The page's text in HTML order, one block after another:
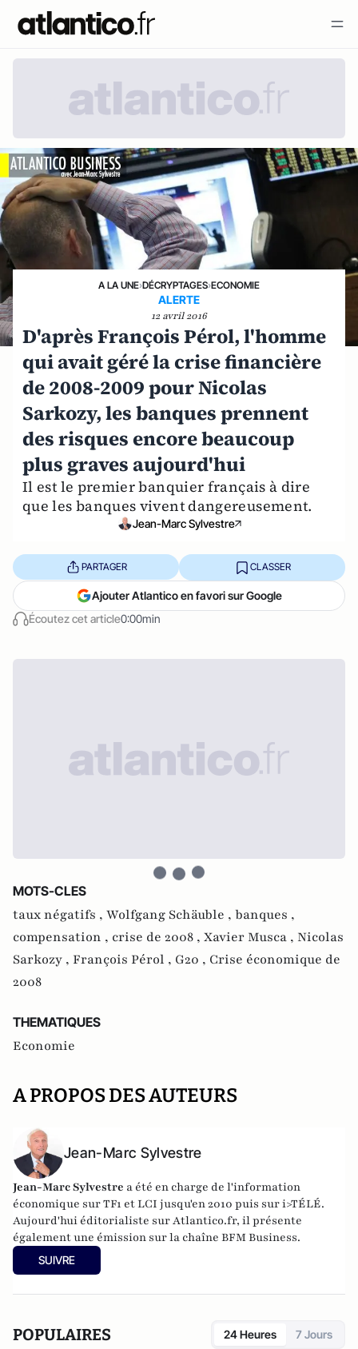
A LA UNE›DÉCRYPTAGES›ECONOMIE
ALERTE
12 avril 2016
D'après François Pérol, l'homme
qui avait géré la crise financière
de 2008-2009 pour Nicolas
Sarkozy, les banques prennent
des risques encore beaucoup
plus graves aujourd'hui
Il est le premier banquier français à dire
que les banques vivent dangereusement.
Jean-Marc Sylvestre
Écoutez cet article0:00min
PARTAGER CLASSER
Ajouter Atlantico en favori sur Google
MOTS-CLES
taux négatifs , Wolfgang Schäuble , banques ,
compensation , crise de 2008 , Xavier Musca , Nicolas
Sarkozy , François Pérol , G20 , Crise économique de
2008
THEMATIQUES
Economie
A PROPOS DES AUTEURS
Jean-Marc Sylvestre
Jean-Marc Sylvestre a été en charge de l'information
économique sur TF1 et LCI jusqu'en 2010 puis sur i>TÉLÉ.
Aujourd'hui éditorialiste sur Atlantico.fr, il présente
également une émission sur la chaîne BFM Business.
SUIVRE
POPULAIRES 24 Heures 7 Jours